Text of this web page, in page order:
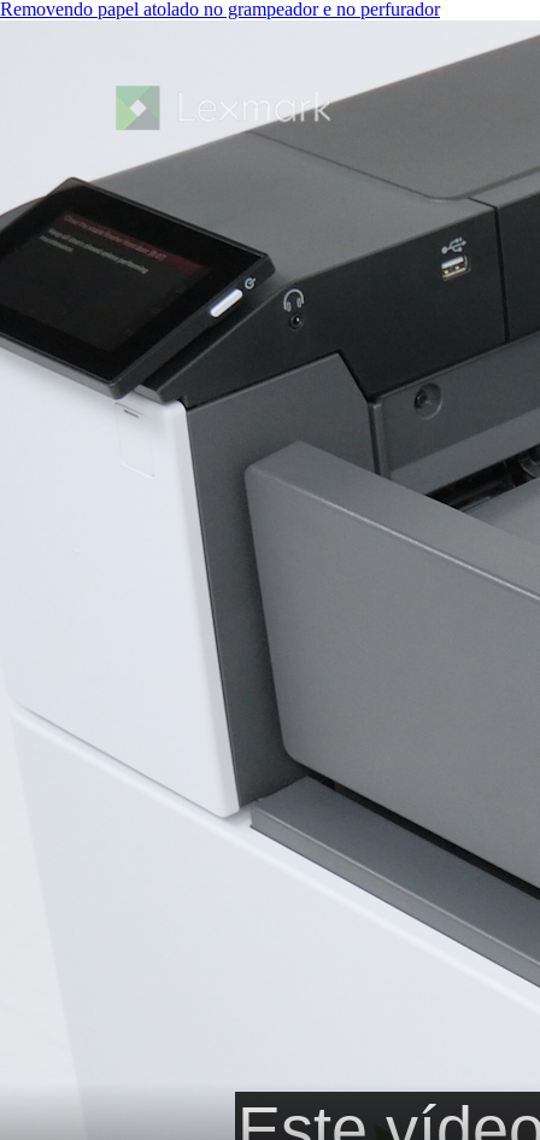
Removendo papel atolado no grampeador e no perfurador